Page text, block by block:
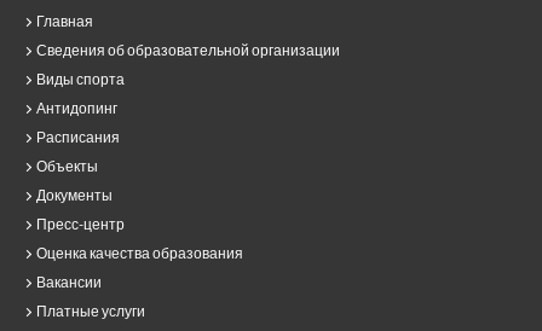
Главная
Сведения об образовательной организации
Виды спорта
Антидопинг
Расписания
Объекты
Документы
Пресс-центр
Оценка качества образования
Вакансии
Платные услуги